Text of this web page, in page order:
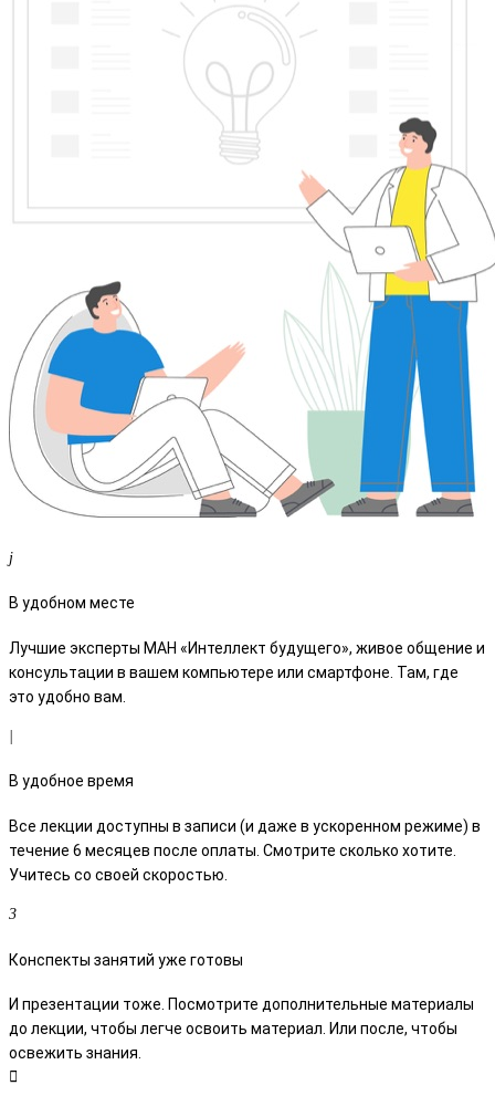
В удобном месте
Лучшие эксперты МАН «Интеллект будущего», живое общение и
консультации в вашем компьютере или смартфоне. Там, где
это удобно вам.
В удобное время
Все лекции доступны в записи (и даже в ускоренном режиме) в
течение 6 месяцев после оплаты. Смотрите сколько хотите.
Учитесь со своей скоростью.
Конспекты занятий уже готовы
И презентации тоже. Посмотрите дополнительные материалы
до лекции, чтобы легче освоить материал. Или после, чтобы
освежить знания.